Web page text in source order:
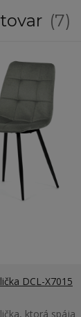
7
DCL-X7015
ktorá spája